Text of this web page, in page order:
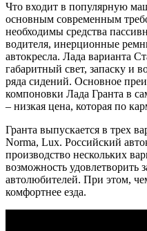
Что входит в популярную
основным современным
необходимы средства
водителя, инерционные
автокресла. Лада варианта
габаритный свет, запаску и
ряда сидений. Основное
компоновки Лада Гранта в
– низкая цена, которая по
Гранта выпускается в трех
Norma, Lux. Российский
производство нескольких
возможность удовлетворить
автолюбителей. При этом,
комфортнее езда.